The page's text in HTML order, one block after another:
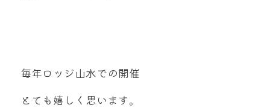
毎年ロッジ山水での開催
とても嬉しく思います。